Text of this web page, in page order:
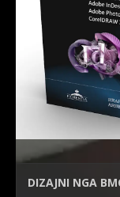
DIZAJNI NGA